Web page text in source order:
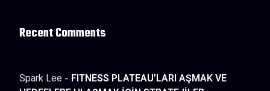
Recent Comments
Spark Lee - FITNESS PLATEAU’LARI AŞMAK VE